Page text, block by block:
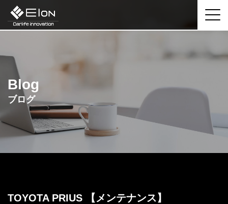
Blog
ブログ
TOYOTA PRIUS 【メンテナンス】